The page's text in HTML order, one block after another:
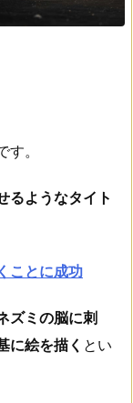
。
るようなタイト
ことに成功
ズミの脳に刺
に絵を描く とい